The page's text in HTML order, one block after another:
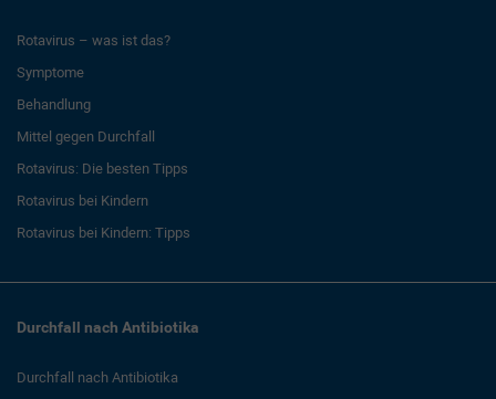
Rotavirus – was ist das?
Symptome
Behandlung
Mittel gegen Durchfall
Rotavirus: Die besten Tipps
Rotavirus bei Kindern
Rotavirus bei Kindern: Tipps
Durchfall nach Antibiotika
Durchfall nach Antibiotika